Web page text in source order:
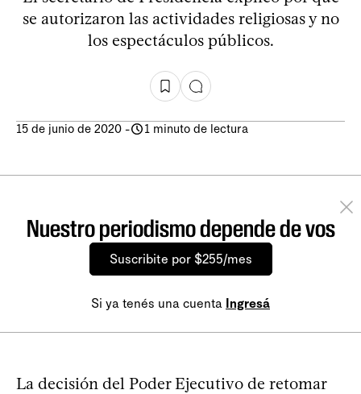
se autorizaron las actividades religiosas y no
los espectáculos públicos.
15 de junio de 2020 - 1 minuto de lectura
Nuestro periodismo depende de vos
Suscribite por $255/mes
Si ya tenés una cuenta Ingresá
La decisión del Poder Ejecutivo de retomar